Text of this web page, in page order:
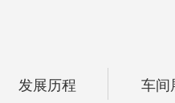
发展历程 车间